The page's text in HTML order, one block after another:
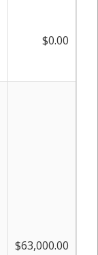
$0.00
$63,000.00